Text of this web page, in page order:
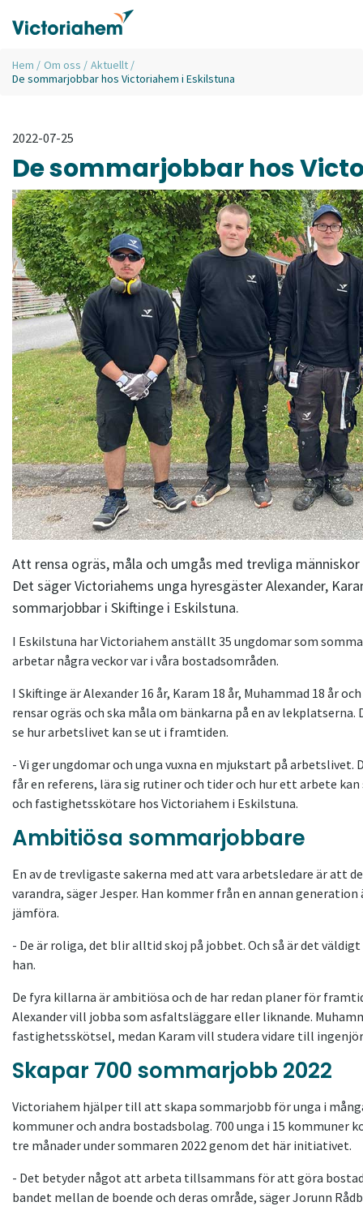
Hem / Om oss / Aktuellt /
De sommarjobbar hos Victoriahem i Eskilstuna
2022-07-25
De sommarjobbar hos
Att rensa ogräs, måla och umgås med trevliga
Det säger Victoriahems unga hyresgäster Alexander,
sommarjobbar i Skiftinge i Eskilstuna.
I Eskilstuna har Victoriahem anställt 35 ungdomar som
arbetar några veckor var i våra bostadsområden.
I Skiftinge är Alexander 16 år, Karam 18 år, Muhammad 18 år
rensar ogräs och ska måla om bänkarna på en av
se hur arbetslivet kan se ut i framtiden.
- Vi ger ungdomar och unga vuxna en mjukstart på
får en referens, lära sig rutiner och tider och hur ett arbete
och fastighetsskötare hos Victoriahem i Eskilstuna.
Ambitiösa sommarjobbare
En av de trevligaste sakerna med att vara arbetsledare är att
varandra, säger Jesper. Han kommer från en annan
jämföra.
- De är roliga, det blir alltid skoj på jobbet. Och så är det
han.
De fyra killarna är ambitiösa och de har redan planer för
Alexander vill jobba som asfaltsläggare eller liknande.
fastighetsskötsel, medan Karam vill studera vidare till
Skapar 700 sommarjobb 2022
Victoriahem hjälper till att skapa sommarjobb för unga i
kommuner och andra bostadsbolag. 700 unga i 15
tre månader under sommaren 2022 genom det här initiativet.
- Det betyder något att arbeta tillsammans för att göra
bandet mellan de boende och deras område, säger Jorunn